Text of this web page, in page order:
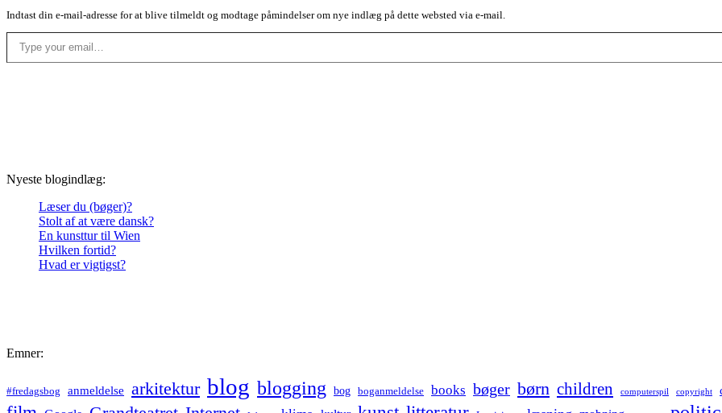
Indtast din e-mail-adresse for at blive tilmeldt og modtage påmindelser om nye indlæg på dette websted via e-mail.
Type your email…
Nyeste blogindlæg:
Læser du (bøger)?
Stolt af at være dansk?
En kunsttur til Wien
Hvilken fortid?
Hvad er vigtigst?
Emner:
#fredagsbog anmeldelse arkitektur blog blogging bog boganmeldelse books bøger børn children computerspil copyright